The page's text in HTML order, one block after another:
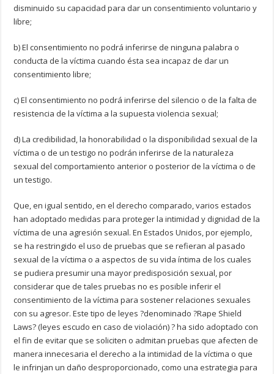
disminuido su capacidad para dar un consentimiento voluntario y
libre;
b) El consentimiento no podrá inferirse de ninguna palabra o
conducta de la víctima cuando ésta sea incapaz de dar un
consentimiento libre;
c) El consentimiento no podrá inferirse del silencio o de la falta de
resistencia de la víctima a la supuesta violencia sexual;
d) La credibilidad, la honorabilidad o la disponibilidad sexual de la
víctima o de un testigo no podrán inferirse de la naturaleza
sexual del comportamiento anterior o posterior de la víctima o de
un testigo.
Que, en igual sentido, en el derecho comparado, varios estados
han adoptado medidas para proteger la intimidad y dignidad de la
víctima de una agresión sexual. En Estados Unidos, por ejemplo,
se ha restringido el uso de pruebas que se refieran al pasado
sexual de la víctima o a aspectos de su vida íntima de los cuales
se pudiera presumir una mayor predisposición sexual, por
considerar que de tales pruebas no es posible inferir el
consentimiento de la víctima para sostener relaciones sexuales
con su agresor. Este tipo de leyes ?denominado ?Rape Shield
Laws? (leyes escudo en caso de violación) ? ha sido adoptado con
el fin de evitar que se soliciten o admitan pruebas que afecten de
manera innecesaria el derecho a la intimidad de la víctima o que
le infrinjan un daño desproporcionado, como una estrategia para